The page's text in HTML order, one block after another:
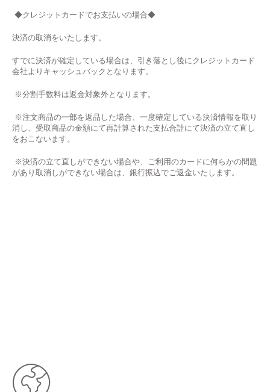
◆クレジットカードでお支払いの場合◆
決済の取消をいたします。
すでに決済が確定している場合は、引き落とし後にクレジットカード
会社よりキャッシュバックとなります。
※分割手数料は返金対象外となります。
※注文商品の一部を返品した場合、一度確定している決済情報を取り
消し、受取商品の金額にて再計算された支払合計にて決済の立て直し
をおこないます。
※決済の立て直しができない場合や、ご利用のカードに何らかの問題
があり取消しができない場合は、銀行振込でご返金いたします。